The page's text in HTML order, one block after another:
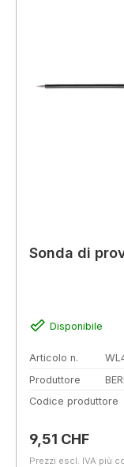
Sonda di
Disponibile
Articolo n.
Produttore
Codice produttore
Prezzo
9,51 CHF
Prezzi escl. IVA più